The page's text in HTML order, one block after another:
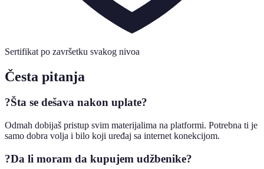
Sertifikat po završetku svakog nivoa
Česta pitanja
?Šta se dešava nakon uplate?
Odmah dobijaš pristup svim materijalima na platformi. Potrebna ti je
samo dobra volja i bilo koji uređaj sa internet konekcijom.
?Da li moram da kupujem udžbenike?